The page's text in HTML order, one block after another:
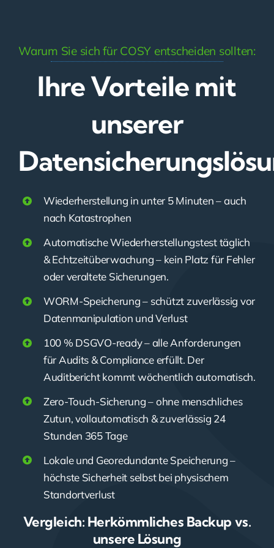
Warum Sie sich für COSY entscheiden sollten:
Ihre Vorteile mit
unserer
Wiederherstellung in unter 5 Minuten – auch
nach Katastrophen
Automatische Wiederherstellungstest täglich
& Echtzeitüberwachung – kein Platz für Fehler
oder veraltete Sicherungen.
WORM-Speicherung – schützt zuverlässig vor
Datenmanipulation und Verlust
100 % DSGVO-ready – alle Anforderungen
für Audits & Compliance erfüllt. Der
Auditbericht kommt wöchentlich automatisch.
Zero-Touch-Sicherung – ohne menschliches
Zutun, vollautomatisch & zuverlässig 24
Stunden 365 Tage
Lokale und Georedundante Speicherung –
höchste Sicherheit selbst bei physischem
Standortverlust
Vergleich: Herkömmliches Backup vs.
unsere Lösung